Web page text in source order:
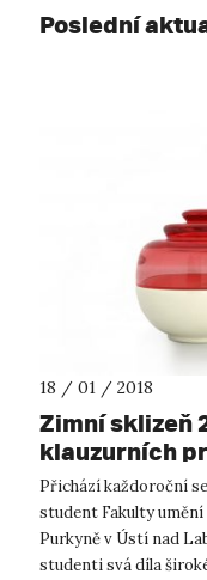
Poslední
18 / 01 / 2018
Zimní sklizeň
klauzurních
2017/18
Přichází každoroční
student Fakulty
Purkyně v Ústí nad
studenti svá díla